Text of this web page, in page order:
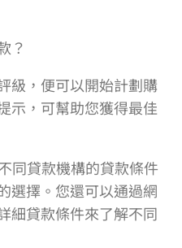
？
級，便可以開始計劃購
示，可幫助您獲得最佳
同貸款機構的貸款條件
選擇。您還可以通過網
細貸款條件來了解不同